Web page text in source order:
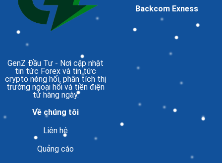
GenZ Đầu Tư - Nơi cập nhật
tin tức Forex và tin tức
crypto nóng hổi, phân tích thị
trường ngoại hối và tiền điện
tử hàng ngày.
Backcom Exness
Về chúng tôi
Liên hệ
Quảng cáo